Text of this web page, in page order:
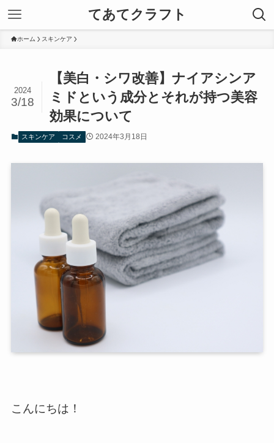
てあてクラフト
ホーム スキンケア
【美白・シワ改善】ナイアシンア
ミドという成分とそれが持つ美容
効果について
2024
3/18
スキンケア コスメ 2024年3月18日
こんにちは！